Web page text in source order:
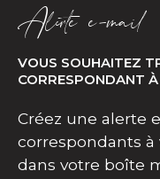
Alerte e-mail
VOUS SOUHAITEZ
CORRESPONDANT
Créez une alerte
correspondants
dans votre boîte